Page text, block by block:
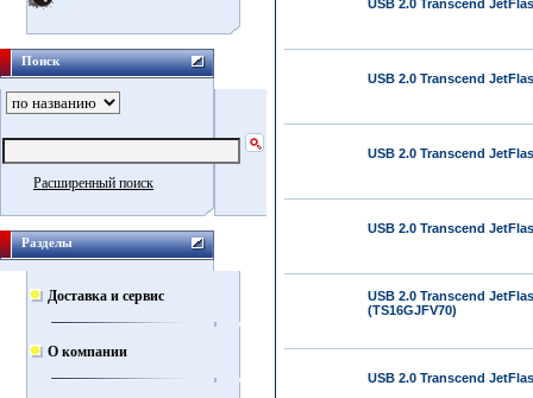
Поиск
Расширенный поиск
Разделы
Доставка и сервис
О компании
USB 2.0 Transcend
USB 2.0 Transcend
USB 2.0 Transcend
USB 2.0 Transcend
USB 2.0 Transcend
(TS16GJFV70)
USB 2.0 Transcend